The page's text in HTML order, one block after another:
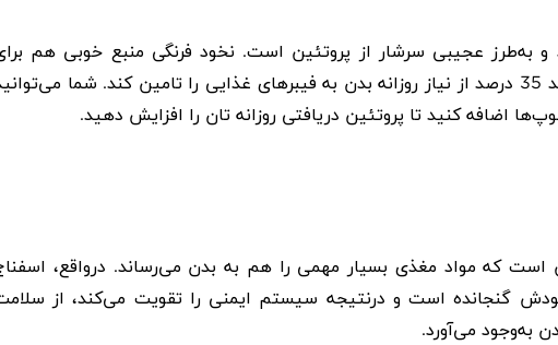
و به‌طرز عجیبی سرشار از پروتئین است. نخود فرنگی منبع خوبی هم
دریافت فیبر به‌شمار می‌آید و هر لیوان از آن می‌تواند 35 درصد از نیاز روزانه بدن به فیبرهای غذایی را تامین کند. شما
اضافه کنید تا پروتئین دریافتی روزانه تان را افزایش دهید.
است که مواد مغذی بسیار مهمی را هم به بدن می‌رساند. درواقع،
گنجانده است و درنتیجه سیستم ایمنی را تقویت می‌کند، از
به‌وجود می‌آورد.